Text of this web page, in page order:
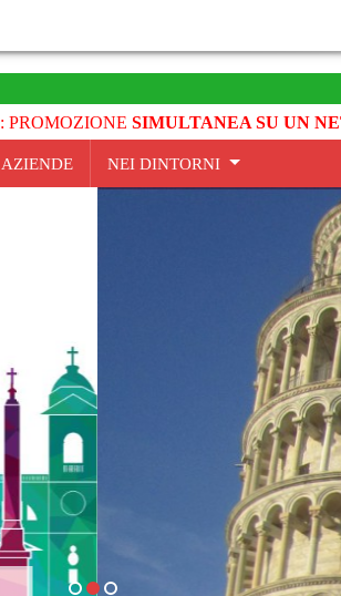
: PROMOZIONE SIMULTANEA SU UN
AZIENDE NEI DINTORNI